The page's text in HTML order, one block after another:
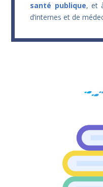
santé publique, et
d’internes et de